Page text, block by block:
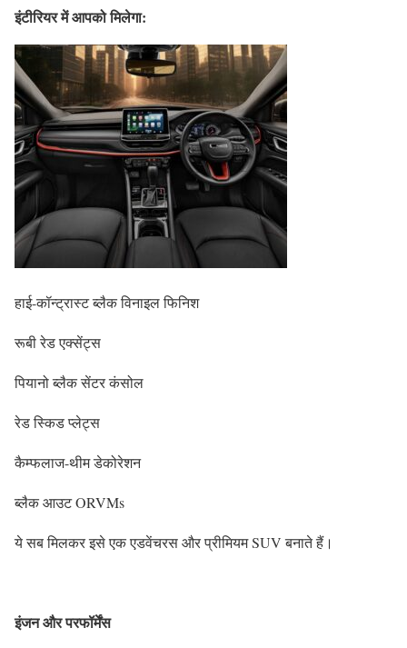
इंटीरियर में आपको मिलेगा:
हाई-कॉन्ट्रास्ट ब्लैक विनाइल फिनिश
रूबी रेड एक्सेंट्स
पियानो ब्लैक सेंटर कंसोल
रेड स्किड प्लेट्स
कैम्फलाज-थीम डेकोरेशन
ब्लैक आउट ORVMs
ये सब मिलकर इसे एक एडवेंचरस और प्रीमियम SUV बनाते हैं।
इंजन और परफॉर्मेंस